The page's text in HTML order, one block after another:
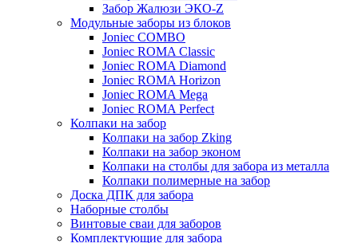
Забор Жалюзи ЭКО-Z
Модульные заборы из блоков
Joniec COMBO
Joniec ROMA Classic
Joniec ROMA Diamond
Joniec ROMA Horizon
Joniec ROMA Mega
Joniec ROMA Perfect
Колпаки на забор
Колпаки на забор Zking
Колпаки на забор эконом
Колпаки на столбы для забора из металла
Колпаки полимерные на забор
Доска ДПК для забора
Наборные столбы
Винтовые сваи для заборов
Комплектующие для забора